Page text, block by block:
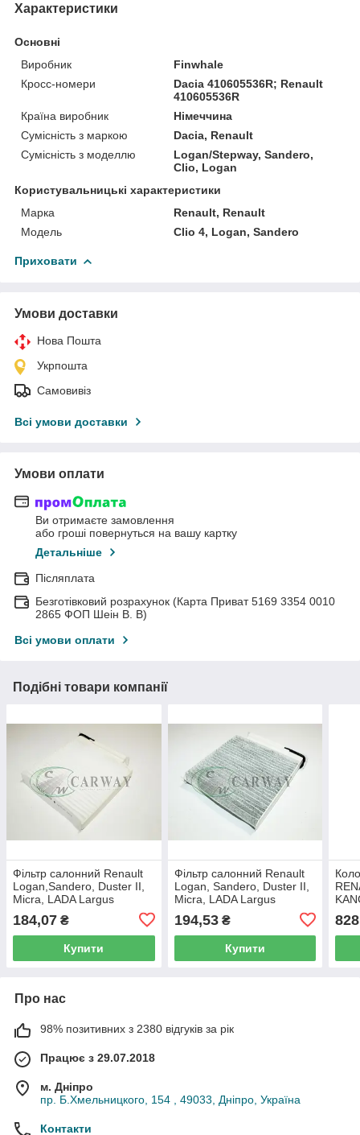
Характеристики
Основні
Виробник
Finwhale
Кросс-номери
Dacia 410605536R; Renault
410605536R
Країна виробник
Німеччина
Сумісність з маркою
Dacia, Renault
Сумісність з моделлю
Logan/Stepway, Sandero,
Clio, Logan
Користувальницькі характеристики
Марка
Renault, Renault
Мoдель
Clio 4, Logan, Sandero
Приховати
Умови доставки
Нова Пошта
Укрпошта
Самовивіз
Всі умови доставки
Умови оплати
Ви отримаєте замовлення
або гроші повернуться на вашу картку
Детальніше
Післяплата
Безготівковий розрахунок (Карта Приват 5169 3354 0010
2865 ФОП Шеін В. В)
Всі умови оплати
Подібні товари компанії
Фільтр салонний Renault
Logan,Sandero, Duster II,
Micra, LADA Largus
184,07 ₴
Купити
Фільтр салонний Renault
Logan, Sandero, Duster II,
Micra, LADA Largus
Finwhale
194,53₴
Купити
Про нас
98% позитивних з 2380 відгуків за рік
Працює з 29.07.2018
м. Дніпро
пр. Б.Хмельницкого, 154 , 49033, Дніпро, Україна
Контакти